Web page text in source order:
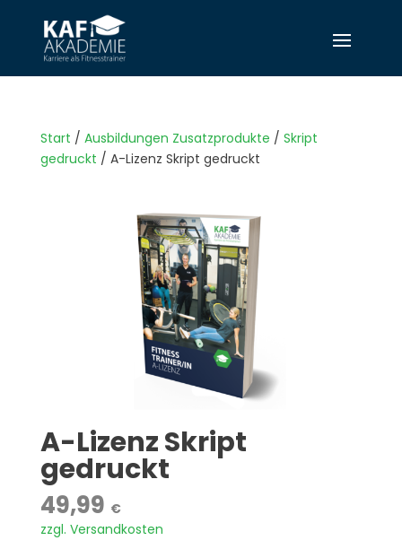
Start / Ausbildungen Zusatzprodukte / Skript
gedruckt / A-Lizenz Skript gedruckt
A-Lizenz Skript
gedruckt
49,99 €
zzgl. Versandkosten